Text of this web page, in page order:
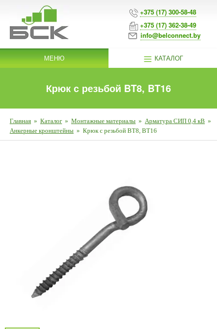
+375 (17) 300-58-48
+375 (17) 362-38-49
info@belconnect.by
МЕНЮ КАТАЛОГ
Крюк с резьбой BT8, BT16
Главная » Каталог » Монтажные материалы » Арматура СИП 0,4 кВ »
Анкерные кронштейны » Крюк с резьбой BT8, BT16